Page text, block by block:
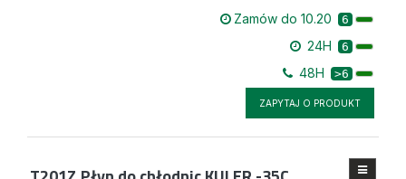
Zamów do 10.20 6
24H 6
48H >6
ZAPYTAJ O PRODUKT